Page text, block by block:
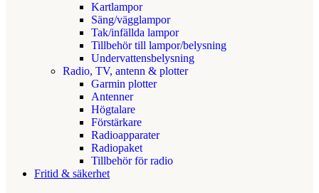
Kartlampor
Säng/vägglampor
Tak/infällda lampor
Tillbehör till lampor/belysning
Undervattensbelysning
Radio, TV, antenn & plotter
Garmin plotter
Antenner
Högtalare
Förstärkare
Radioapparater
Radiopaket
Tillbehör för radio
Fritid & säkerhet